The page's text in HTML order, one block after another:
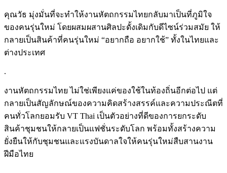
คุณวัธ มุ่งมั่นที่จะทำให้งานหัตถกรรมไทยกลับมาเป็นที่ภูมิใจ
ของคนรุ่นใหม่ โดยผสมผสานศิลปะดั้งเดิมกับดีไซน์ร่วมสมัย ให้
กลายเป็นสินค้าที่คนรุ่นใหม่ “อยากถือ อยากใช้” ทั้งในไทยและ
ต่างประเทศ
.
งานหัตถกรรมไทย ไม่ใช่เพียงแค่ของใช้ในท้องถิ่นอีกต่อไป แต่
กลายเป็นสัญลักษณ์ของความคิดสร้างสรรค์และความประณีตที่
คนทั่วโลกยอมรับ VT Thai เป็นตัวอย่างที่ดีของการยกระดับ
สินค้าชุมชนให้กลายเป็นแฟชั่นระดับโลก พร้อมทั้งสร้างความ
ยั่งยืนให้กับชุมชนและแรงบันดาลใจให้คนรุ่นใหม่สืบสานงาน
ฝีมือไทย